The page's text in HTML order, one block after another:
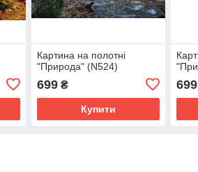
Картина на полотні
"Природа" (N524)
699₴
Купити
699